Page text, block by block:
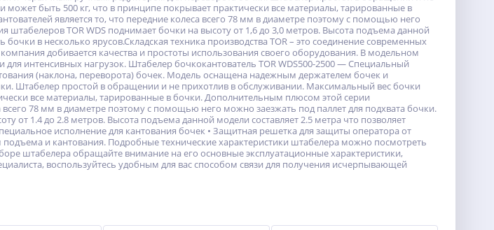
быть 500 кг, что в принципе покрывает практически все материалы, тарированные в
является то, что передние колеса всего 78 мм в диаметре поэтому с помощью него
штабелеров ТОR WDS поднимает бочки на высоту от 1,6 до 3,0 метров. Высота подъема данной
бочки в несколько ярусов.Складская техника производства TOR – это соединение современных
добивается качества и простоты использования своего оборудования. В модельном
интенсивных нагрузок. Штабелер бочкокантователь TOR WDS500-2500 — Специальный
(наклона, переворота) бочек. Модель оснащена надежным держателем бочек и
Штабелер простой в обращении и не прихотлив в обслуживании. Максимальный вес бочки
все материалы, тарированные в бочки. Дополнительным плюсом этой серии
всего 78 мм в диаметре поэтому с помощью него можно заезжать под паллет для подхвата бочки.
от 1.4 до 2.8 метров. Высота подъема данной модели составляет 2.5 метра что позволяет
исполнение для кантования бочек • Защитная решетка для защиты оператора от
и кантования. Подробные технические характеристики штабелера можно посмотреть
штабелера обращайте внимание на его основные эксплуатационные характеристики,
воспользуйтесь удобным для вас способом связи для получения исчерпывающей